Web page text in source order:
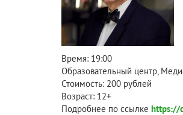
Время: 19:00
Образовательный центр,
Стоимость: 200 рублей
Возраст: 12+
Подробнее по ссылке https://